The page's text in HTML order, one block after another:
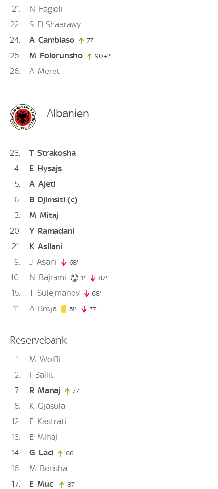
21 N Fagioli
22
S El Shaarawy
24
A Cambiaso 77'
25 M Folorunsho 90+2'
26 A Meret
Albanien
23 T Strakosha
4
E Hysajs
5
A Ajeti
6
B Djimsiti (c)
3
M Mitaj
20
Y Ramadani
21
K Asllani
9
J Asani 68'
10 N Bajrami 1' 1. minute
87'
15 T Sulejmanov 68'
11 A Broja 51' 51. minute
77'
Reservebank
1 M Wolfli
2
I Balliu
7
R Manaj 77'
8 K Gjasula
12
E Kastrati
13
E Mihaj
14
G Laci 68'
16 M Berisha
17
E Muci 87'